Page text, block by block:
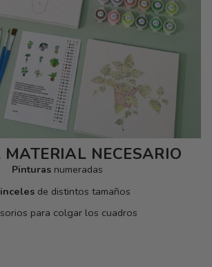
MATERIAL NECESARIO
Pinturas numeradas
de distintos tamaños
para colgar los cuadros